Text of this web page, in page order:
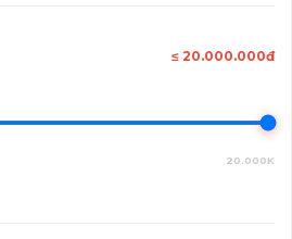
≤ 20.000.000đ
20.000K